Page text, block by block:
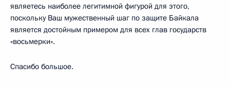
являетесь наиболее легитимной фигурой для этого,
поскольку Ваш мужественный шаг по защите Байкала
является достойным примером для всех глав государств
«восьмерки».
Спасибо большое.